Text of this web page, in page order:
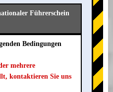
Führerschein
Bedingungen
mehrere
kontaktieren Sie uns